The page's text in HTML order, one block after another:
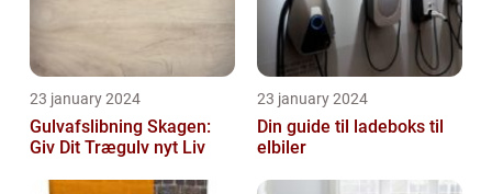
23 january 2024
Gulvafslibning Skagen:
Giv Dit Trægulv nyt Liv
23 january 2024
Din guide til ladeboks til
elbiler